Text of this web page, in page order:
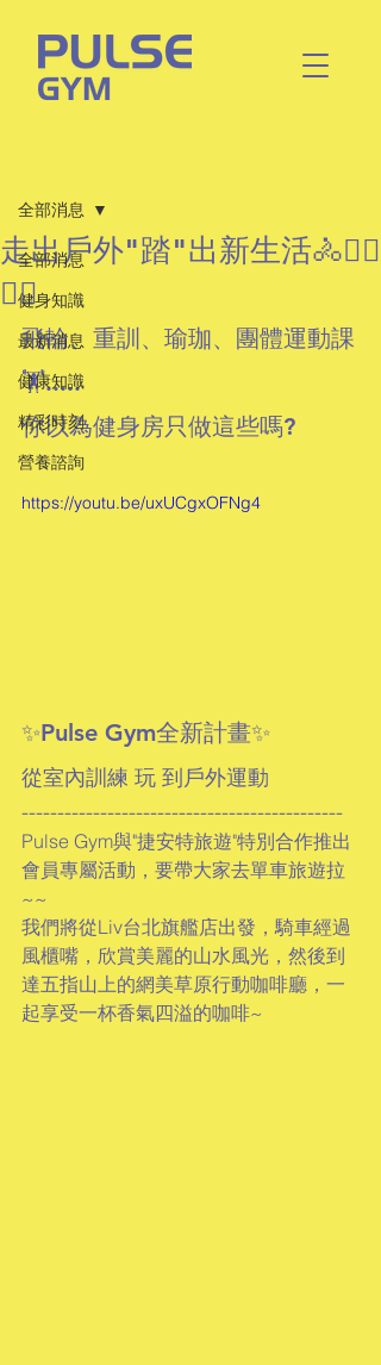
全部消息
健身知識
最新消息
健康知識
精彩時刻
營養諮詢
全部消息
走出戶外"踏"出新生活🚴🚴‍♀
🚴‍♂
飛輪、重訓、瑜珈、團體運動課
🏋.....
你以為健身房只做這些嗎?
https://youtu.be/uxUCgxOFNg4
✨Pulse Gym全新計畫✨
從室內訓練 玩 到戶外運動
---------------------------------------------
Pulse Gym與"捷安特旅遊"特別合作推出
會員專屬活動，要帶大家去單車旅遊拉
~~
我們將從Liv台北旗艦店出發，騎車經過
風櫃嘴，欣賞美麗的山水風光，然後到
達五指山上的網美草原行動咖啡廳，一
起享受一杯香氣四溢的咖啡~